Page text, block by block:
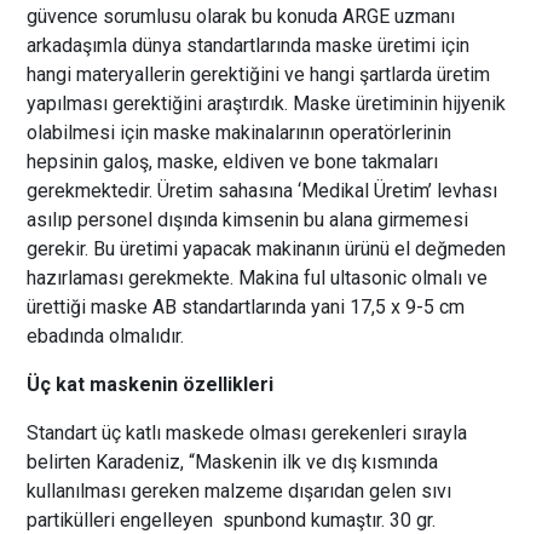
güvence sorumlusu olarak bu konuda ARGE uzmanı
arkadaşımla dünya standartlarında maske üretimi için
hangi materyallerin gerektiğini ve hangi şartlarda üretim
yapılması gerektiğini araştırdık. Maske üretiminin hijyenik
olabilmesi için maske makinalarının operatörlerinin
hepsinin galoş, maske, eldiven ve bone takmaları
gerekmektedir. Üretim sahasına ‘Medikal Üretim’ levhası
asılıp personel dışında kimsenin bu alana girmemesi
gerekir. Bu üretimi yapacak makinanın ürünü el değmeden
hazırlaması gerekmekte. Makina ful ultasonic olmalı ve
ürettiği maske AB standartlarında yani 17,5 x 9-5 cm
ebadında olmalıdır.
Üç kat maskenin özellikleri
Standart üç katlı maskede olması gerekenleri sırayla
belirten Karadeniz, “Maskenin ilk ve dış kısmında
kullanılması gereken malzeme dışarıdan gelen sıvı
partikülleri engelleyen spunbond kumaştır. 30 gr.